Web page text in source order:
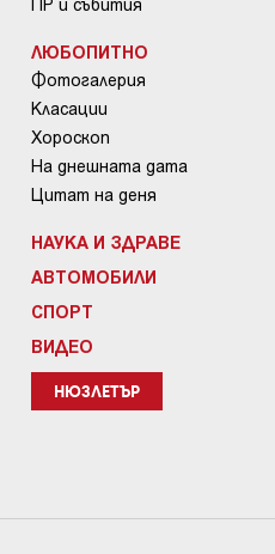
ЛЮБОПИТНО
Фотогалерия
Класации
Хороскоп
На днешната дата
Цитат на деня
НАУКА И ЗДРАВЕ
АВТОМОБИЛИ
СПОРТ
ВИДЕО
НЮЗЛЕТЪР